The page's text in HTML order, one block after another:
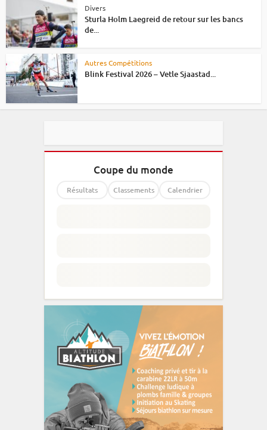
Divers
Sturla Holm Laegreid de retour sur les bancs
de...
Autres Compétitions
Blink Festival 2026 – Vetle Sjaastad...
Coupe du monde
Résultats Classements Calendrier